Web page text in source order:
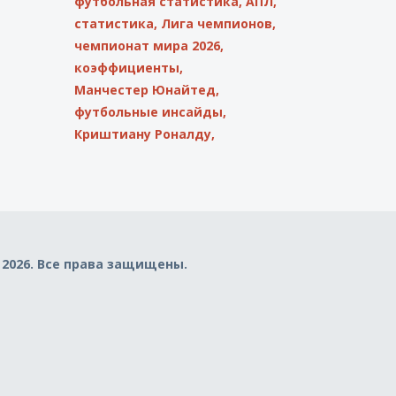
статистика, Лига чемпионов,
чемпионат мира 2026,
коэффициенты,
Манчестер Юнайтед,
футбольные инсайды,
Криштиану Роналду,
Все права защищены.